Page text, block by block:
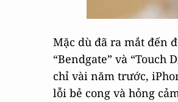
Mặc dù đã ra mắt đến
“Bendgate” và
chỉ vài năm trước,
lỗi bẻ cong và hỏng